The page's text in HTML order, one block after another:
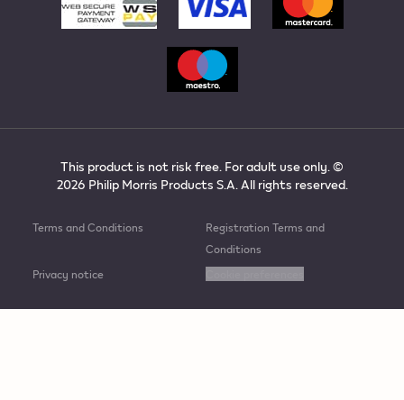
This product is not risk free. For adult use only. ©
2026 Philip Morris Products S.A. All rights reserved.
Terms and Conditions
Registration Terms and
Conditions
Privacy notice